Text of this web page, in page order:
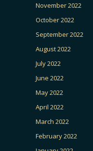
November 2022
October 2022
September 2022
August 2022
July 2022
June 2022
May 2022
April 2022
March 2022
February 2022